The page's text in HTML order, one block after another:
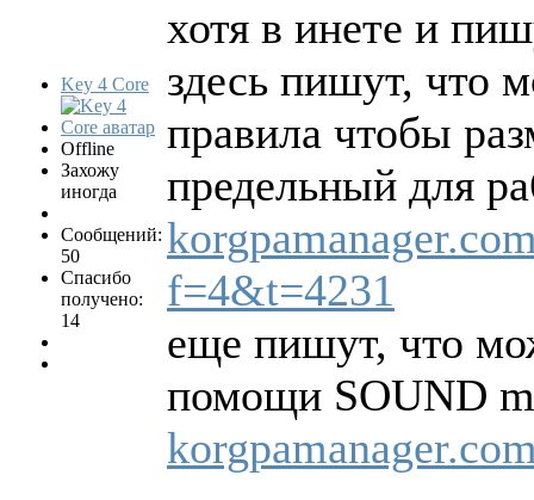
Key 4 Core
Offline
Захожу
иногда
Сообщений:
50
Спасибо
получено:
14
хотя в инете и
здесь пишут, что
правила чтобы
предельный для
f=4&t=4231
еще пишут, что
помощи SOUND